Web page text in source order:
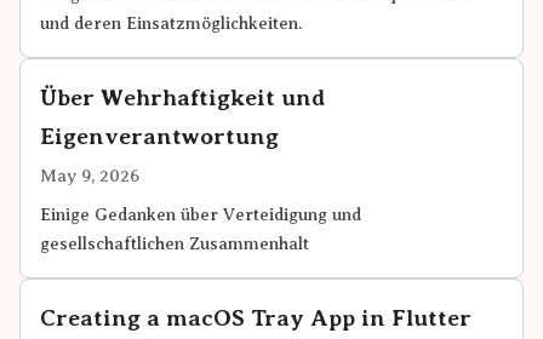
und deren Einsatzmöglichkeiten.
Über Wehrhaftigkeit und
Eigenverantwortung
May 9, 2026
Einige Gedanken über Verteidigung und
gesellschaftlichen Zusammenhalt
Creating a macOS Tray App in Flutter